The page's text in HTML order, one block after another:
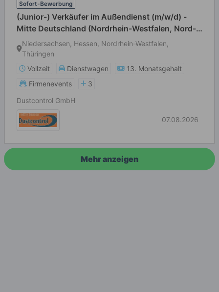
Sofort-Bewerbung
(Junior-) Verkäufer im Außendienst (m/w/d) -
Mitte Deutschland (Nordrhein-Westfalen, Nord-
Hessen, Thüringen, Sachsen)
Niedersachsen, Hessen, Nordrhein-Westfalen,
Thüringen
Vollzeit
Dienstwagen
13. Monatsgehalt
Firmenevents
3
Dustcontrol GmbH
07.08.2026
Mehr anzeigen